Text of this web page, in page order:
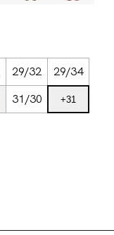
29/32
29/34
31/30 +31